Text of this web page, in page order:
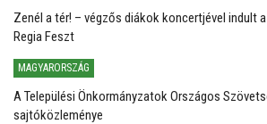
Zenél a tér! – végzős diákok koncertjével indult
Regia Feszt
MAGYARORSZÁG
A Települési Önkormányzatok Országos
sajtóközleménye